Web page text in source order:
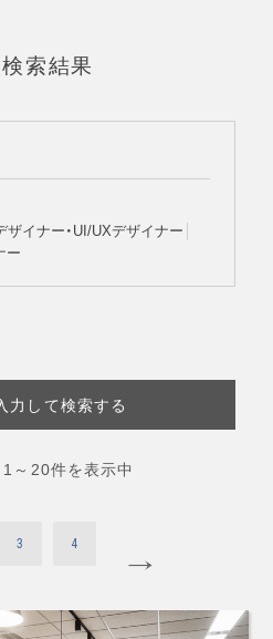
索結果
ザイナー・UI/UXデザイナー
ー
力して検索する
～20件を表示中
3 4